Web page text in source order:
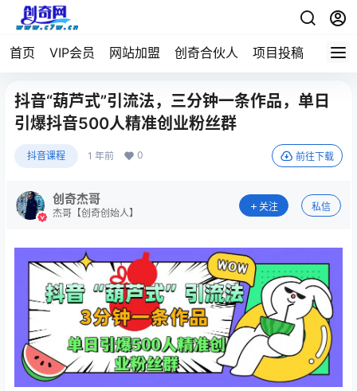
首页 VIP会员 网站加盟 创奇合伙人 项目投稿
抖音“葫芦式”引流法，三分钟一条作品，单日
引爆抖音500人精准创业粉丝群
抖音课程 1 年前 0 前往下载
创奇杰哥
杰哥【创奇创始人】
关注 私信